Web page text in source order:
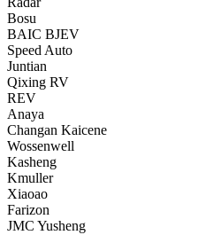
Bosu
BAIC BJEV
Speed Auto
Juntian
Qixing RV
REV
Anaya
Changan Kaicene
Wossenwell
Kasheng
Kmuller
Xiaoao
Farizon
JMC Yusheng